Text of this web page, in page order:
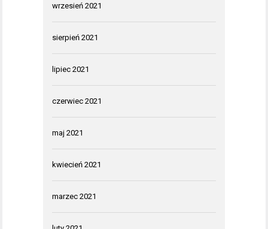
wrzesień 2021
sierpień 2021
lipiec 2021
czerwiec 2021
maj 2021
kwiecień 2021
marzec 2021